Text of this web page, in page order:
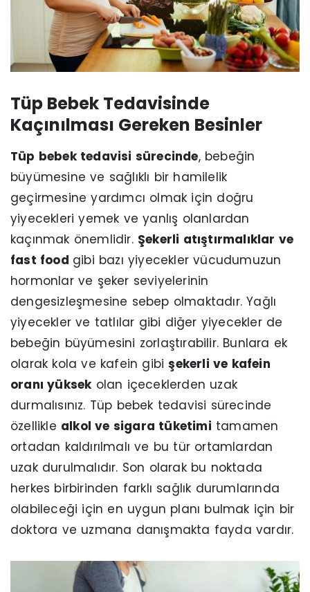
Tüp Bebek Tedavisinde
Kaçınılması Gereken Besinler
Tüp bebek tedavisi sürecinde, bebeğin
büyümesine ve sağlıklı bir hamilelik
geçirmesine yardımcı olmak için doğru
yiyecekleri yemek ve yanlış olanlardan
kaçınmak önemlidir. Şekerli atıştırmalıklar ve
fast food gibi bazı yiyecekler vücudumuzun
hormonlar ve şeker seviyelerinin
dengesizleşmesine sebep olmaktadır. Yağlı
yiyecekler ve tatlılar gibi diğer yiyecekler de
bebeğin büyümesini zorlaştırabilir. Bunlara ek
olarak kola ve kafein gibişekerli ve kafein
oranı yüksekolan içeceklerden uzak
durmalısınız. Tüp bebek tedavisi sürecinde
özellikle alkol ve sigara tüketimi tamamen
ortadan kaldırılmalı ve bu tür ortamlardan
uzak durulmalıdır. Son olarak bu noktada
herkes birbirinden farklı sağlık durumlarında
olabileceği için en uygun planı bulmak için bir
doktora ve uzmana danışmakta fayda vardır.